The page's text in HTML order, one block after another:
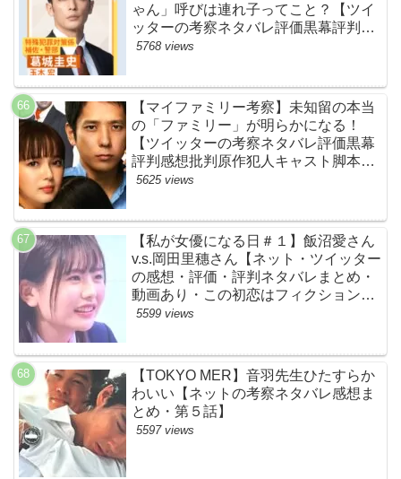
ゃん」呼びは連れ子ってこと？【ツイ
ッターの考察ネタバレ評価黒幕評判感
想批判原作犯人キャスト脚本あらすじ
5768 views
【マイファミリー考察】未知留の本当
の「ファミリー」が明らかになる！
【ツイッターの考察ネタバレ評価黒幕
評判感想批判原作犯人キャスト脚本あ
らすじ伏線まとめ】
5625 views
【私が女優になる日＃１】飯沼愛さん
v.s.岡田里穗さん【ネット・ツイッター
の感想・評価・評判ネタバレまとめ・
動画あり・この初恋はフィクションで
す・初恋Ｆ】
5599 views
【TOKYO MER】音羽先生ひたすらか
わいい【ネットの考察ネタバレ感想ま
とめ・第５話】
5597 views